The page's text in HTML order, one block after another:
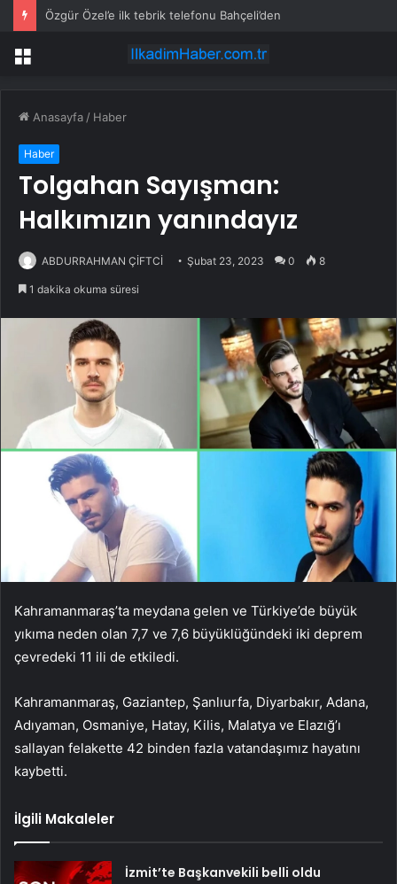
Özgür Özel’e ilk tebrik telefonu Bahçeli’den
Menü
Anasayfa / Haber
Haber
Tolgahan Sayışman:
Halkımızın yanındayız
ABDURRAHMAN ÇİFTCİ Şubat 23, 2023 0 8
1 dakika okuma süresi
Kahramanmaraş’ta meydana gelen ve Türkiye’de büyük
yıkıma neden olan 7,7 ve 7,6 büyüklüğündeki iki deprem
çevredeki 11 ili de etkiledi.
Kahramanmaraş, Gaziantep, Şanlıurfa, Diyarbakır, Adana,
Adıyaman, Osmaniye, Hatay, Kilis, Malatya ve Elazığ’ı
sallayan felakette 42 binden fazla vatandaşımız hayatını
kaybetti.
İlgili Makaleler
İzmit’te Başkanvekili belli oldu